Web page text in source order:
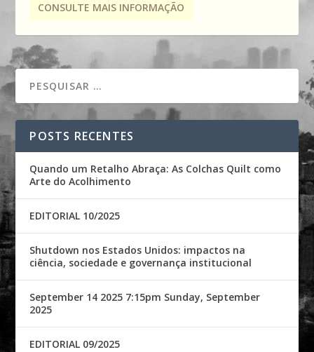
CONSULTE MAIS INFORMAÇÃO
POSTS RECENTES
Quando um Retalho Abraça: As Colchas Quilt como
Arte do Acolhimento
EDITORIAL 10/2025
Shutdown nos Estados Unidos: impactos na
ciência, sociedade e governança institucional
September 14 2025 7:15pm Sunday, September
2025
EDITORIAL 09/2025